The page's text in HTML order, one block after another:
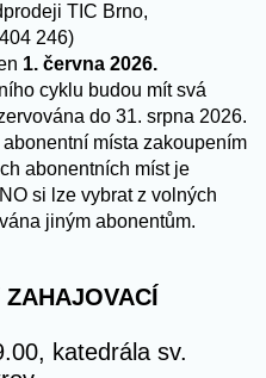
TIC Brno,
246)
1. června 2026.
cyklu budou mít svá
do 31. srpna 2026.
místa zakoupením
abonentních míst je
si lze vybrat z volných
jiným abonentům.
katedrála sv.